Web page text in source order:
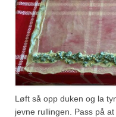
Løft så opp duken og la
jevne rullingen. Pass på